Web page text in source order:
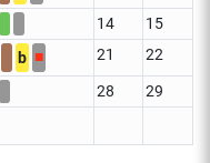
14
15
b ■ 21 22
28
29